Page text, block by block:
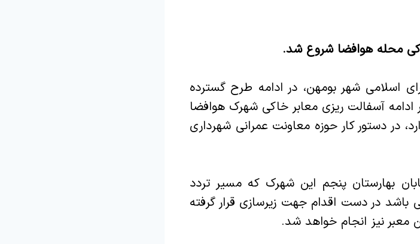
محله هوافضا شروع شد.
اسلامی شهر بومهن، در ادامه طرح گسترده
ادامه آسفالت ریزی معابر خاکی شهرک هوافضا
در دستور کار حوزه معاونت عمرانی شهرداری
بهارستان پنجم این شهرک که مسیر تردد
در دست اقدام جهت زیرسازی قرار گرفته
معبر نیز انجام خواهد شد.